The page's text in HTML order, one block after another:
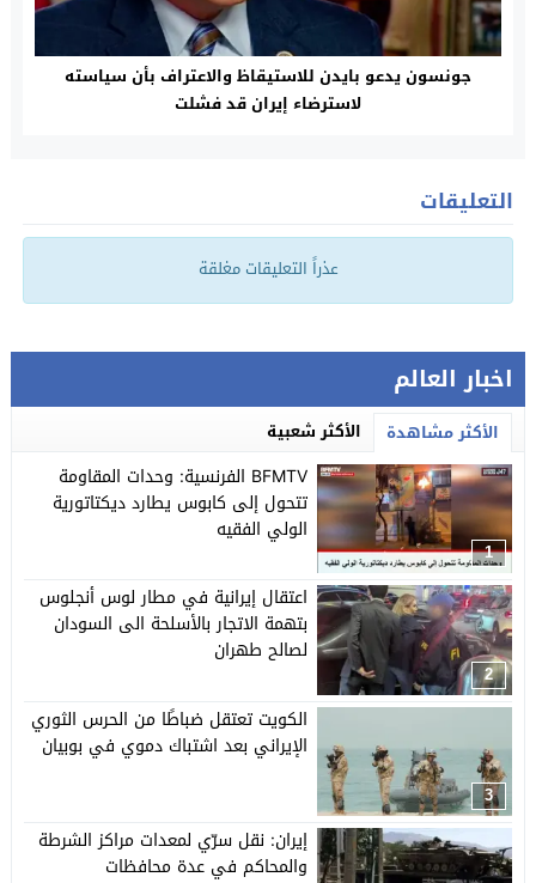
جونسون يدعو بايدن للاستيقاظ والاعتراف بأن سياسته
لاسترضاء إيران قد فشلت
التعليقات
عذراً التعليقات مغلقة
اخبار العالم
الأكثر مشاهدة الأكثر شعبية
1
BFMTV الفرنسية: وحدات المقاومة
تتحول إلى كابوس يطارد ديكتاتورية
الولي الفقيه
2
اعتقال إيرانية في مطار لوس أنجلوس
بتهمة الاتجار بالأسلحة الى السودان
لصالح طهران
3
الكويت تعتقل ضباطًا من الحرس الثوري
الإيراني بعد اشتباك دموي في بوبيان
إيران: نقل سرّي لمعدات مراكز الشرطة
والمحاكم في عدة محافظات